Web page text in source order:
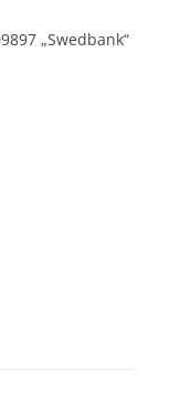
„Swedbank“